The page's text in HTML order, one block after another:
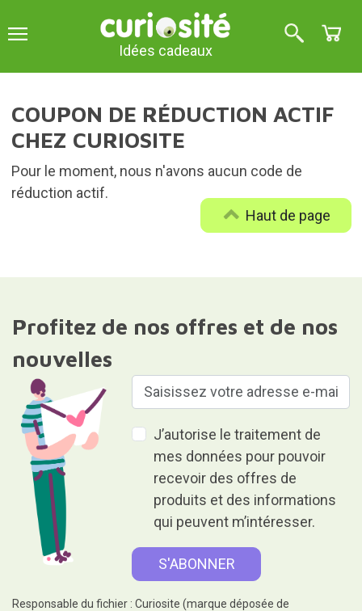
Idées cadeaux
COUPON DE RÉDUCTION ACTIF
CHEZ CURIOSITE
Pour le moment, nous n'avons aucun code de
réduction actif.
Haut de page
Profitez de nos offres et de nos
nouvelles
J’autorise le traitement de
mes données pour pouvoir
recevoir des offres de
produits et des informations
qui peuvent m’intéresser.
Responsable du fichier : Curiosite (marque déposée de